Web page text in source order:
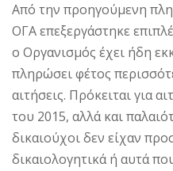
Από την προηγούμενη
ΟΓΑ επεξεργάστηκε
ο Οργανισμός έχει ήδη
πληρώσει φέτος
αιτήσεις. Πρόκειται για
του 2015, αλλά και
δικαιούχοι δεν είχαν
δικαιολογητικά ή αυτά